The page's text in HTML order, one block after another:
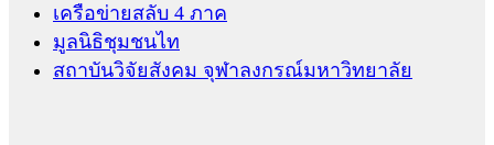
เครือข่ายสลับ 4 ภาค
มูลนิธิชุมชนไท
สถาบันวิจัยสังคม จุฬาลงกรณ์มหาวิทยาลัย